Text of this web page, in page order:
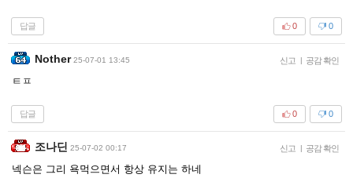
답글 0
0
Nother 25-07-01 13:45 신고 | 공감 확인
ㅌㅍ
답글 0
0
조나딘 25-07-02 00:17 신고 | 공감 확인
넥슨은 그리 욕먹으면서 항상 유지는 하네